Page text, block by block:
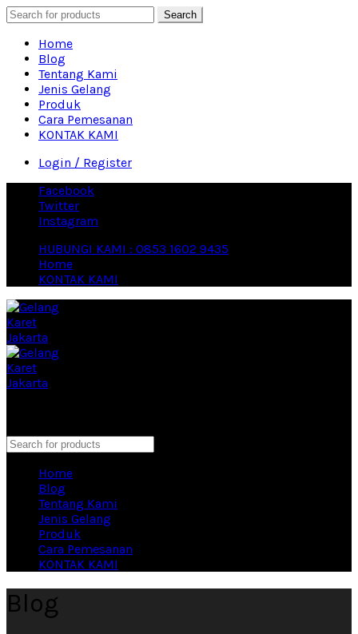
Search
Home
Blog
Tentang Kami
Jenis Gelang
Produk
Cara Pemesanan
KONTAK KAMI
Login / Register
Facebook
Twitter
Instagram
HUBUNGI KAMI : 0853 1602 9435
Home
KONTAK KAMI
Home
Blog
Tentang Kami
Jenis Gelang
Produk
Cara Pemesanan
KONTAK KAMI
Blog